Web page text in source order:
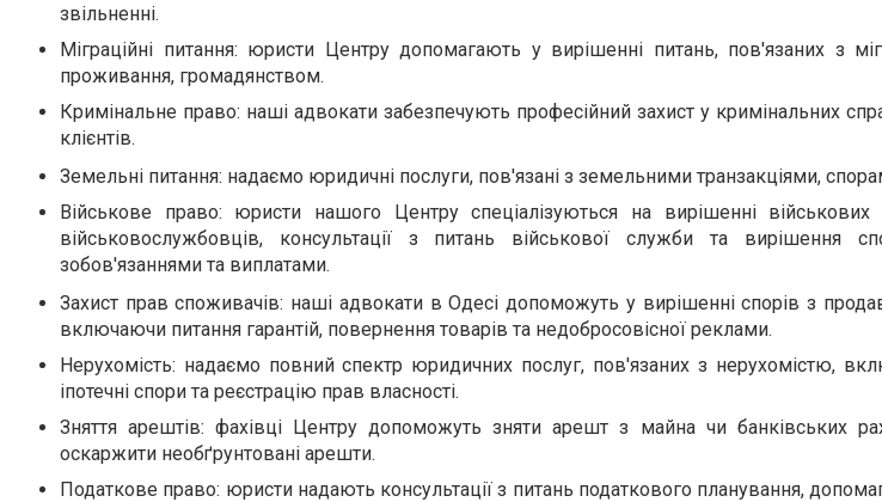
звільненні.
Міграційні питання: юристи Центру допомагають у вирішенні питань, пов'язаних з
проживання, громадянством.
Кримінальне право: наші адвокати забезпечують професійний захист у кримінальних
клієнтів.
Земельні питання: надаємо юридичні послуги, пов'язані з земельними транзакціями,
Військове право: юристи нашого Центру спеціалізуються на вирішенні
військовослужбовців, консультації з питань військової служби та вирішення
зобов'язаннями та виплатами.
Захист прав споживачів: наші адвокати в Одесі допоможуть у вирішенні спорів з
включаючи питання гарантій, повернення товарів та недобросовісної реклами.
Нерухомість: надаємо повний спектр юридичних послуг, пов'язаних з нерухомістю,
іпотечні спори та реєстрацію прав власності.
Зняття арештів: фахівці Центру допоможуть зняти арешт з майна чи банківських
оскаржити необґрунтовані арешти.
Податкове право: юристи надають консультації з питань податкового планування,